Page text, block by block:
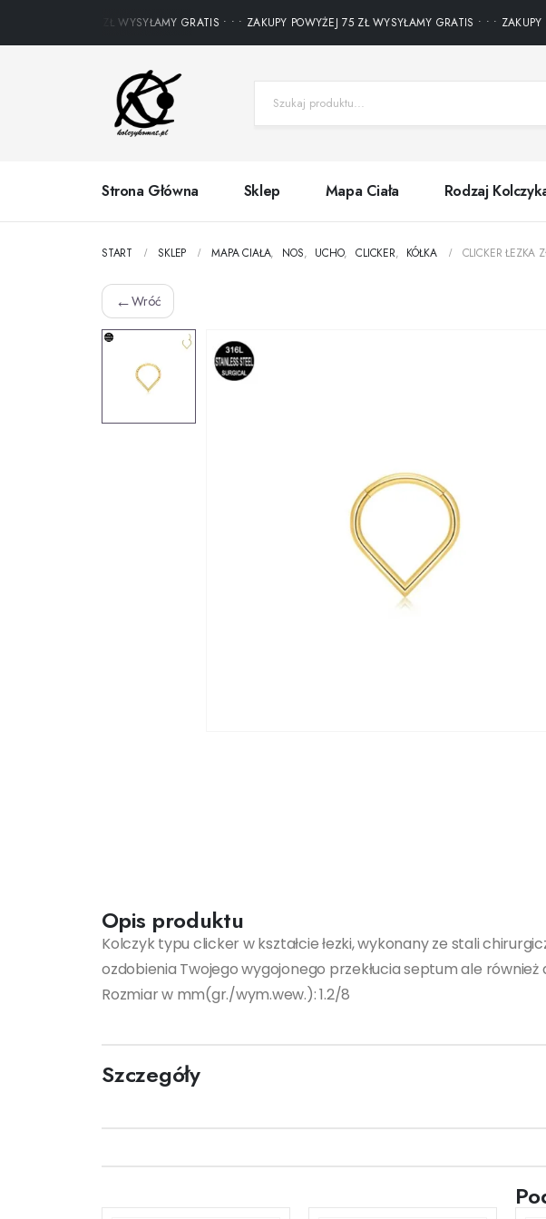
POWYŻEJ 75 ZŁ WYSYŁAMY GRATIS • • • ZAKUPY POWYŻEJ 75 ZŁ WYSYŁAMY GRATIS • • •
Strona Główna Sklep Mapa Ciała Rodzaj
START SKLEP MAPA CIAŁA, NOS, UCHO, CLICKER, KÓŁKA CLICKER ŁEZKA
←Wróć
Opis produktu
Kolczyk typu clicker w kształcie łezki, wykonany ze stali
ozdobienia Twojego wygojonego przekłucia septum ale
Rozmiar w mm(gr./wym.wew.): 1.2/8
Szczegóły